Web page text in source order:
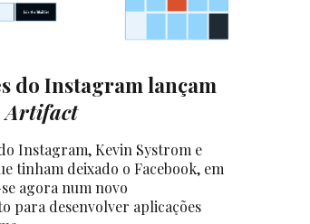
do Instagram lançam
Artifact
Instagram, Kevin Systrom e
tinham deixado o Facebook, em
agora num novo
para desenvolver aplicações